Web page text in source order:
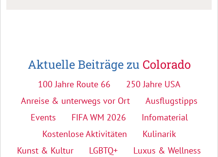
Aktuelle Beiträge zu Colorado
100 Jahre Route 66
250 Jahre USA
Anreise & unterwegs vor Ort
Ausflugstipps
Events
FIFA WM 2026
Infomaterial
Kostenlose Aktivitäten
Kulinarik
Kunst & Kultur
LGBTQ+
Luxus & Wellness